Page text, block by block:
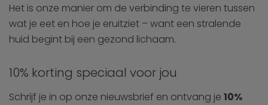
Het is onze manier om de verbinding te vieren tussen
wat je eet en hoe je eruitziet – want een stralende
huid begint bij een gezond lichaam.
10% korting speciaal voor jou
Schrijf je in op onze nieuwsbrief en ontvang je 10%